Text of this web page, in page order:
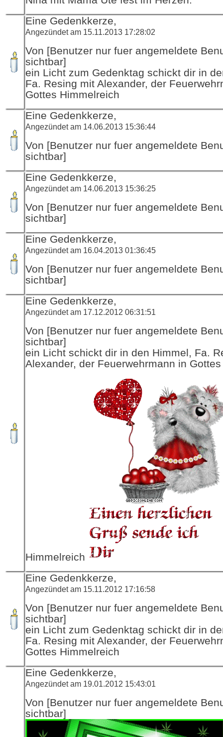
Eine Gedenkkerze,
Angezündet am 15.11.2013 17:28:02
Von [Benutzer nur fuer angemeldete
sichtbar]
ein Licht zum Gedenktag schickt dir in
Fa. Resing mit Alexander, der
Gottes Himmelreich
Eine Gedenkkerze,
Angezündet am 14.06.2013 15:36:44
Von [Benutzer nur fuer angemeldete
sichtbar]
Eine Gedenkkerze,
Angezündet am 14.06.2013 15:36:25
Von [Benutzer nur fuer angemeldete
sichtbar]
Eine Gedenkkerze,
Angezündet am 16.04.2013 01:36:45
Von [Benutzer nur fuer angemeldete
sichtbar]
Eine Gedenkkerze,
Angezündet am 17.12.2012 06:31:51
Von [Benutzer nur fuer angemeldete
sichtbar]
ein Licht schickt dir in den Himmel, Fa.
Alexander, der Feuerwehrmann in Gottes
Himmelreich
Eine Gedenkkerze,
Angezündet am 15.11.2012 17:16:58
Von [Benutzer nur fuer angemeldete
sichtbar]
ein Licht zum Gedenktag schickt dir in
Fa. Resing mit Alexander, der
Gottes Himmelreich
Eine Gedenkkerze,
Angezündet am 19.01.2012 15:43:01
Von [Benutzer nur fuer angemeldete
sichtbar]